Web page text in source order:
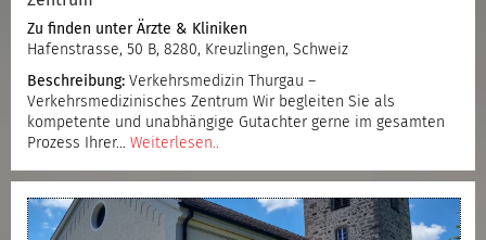
Zu finden unter Ärzte & Kliniken
Hafenstrasse, 50 B, 8280, Kreuzlingen, Schweiz
Beschreibung: Verkehrsmedizin Thurgau –
Verkehrsmedizinisches Zentrum Wir begleiten Sie als
kompetente und unabhängige Gutachter gerne im gesamten
Prozess Ihrer… Weiterlesen..